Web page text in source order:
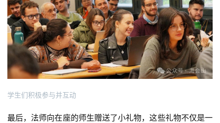
学生们积极参与并互动
最后，法师向在座的师生赠送了小礼物，这些礼物不仅是一